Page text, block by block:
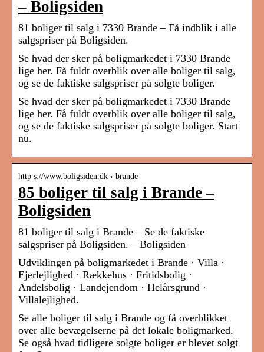
– Boligsiden
81 boliger til salg i 7330 Brande – Få indblik i alle
salgspriser på Boligsiden.
Se hvad der sker på boligmarkedet i 7330 Brande
lige her. Få fuldt overblik over alle boliger til salg,
og se de faktiske salgspriser på solgte boliger.
Se hvad der sker på boligmarkedet i 7330 Brande
lige her. Få fuldt overblik over alle boliger til salg,
og se de faktiske salgspriser på solgte boliger. Start
nu.
http s://www.boligsiden.dk › brande
85 boliger til salg i Brande –
Boligsiden
81 boliger til salg i Brande – Se de faktiske
salgspriser på Boligsiden. – Boligsiden
Udviklingen på boligmarkedet i Brande · Villa ·
Ejerlejlighed · Rækkehus · Fritidsbolig ·
Andelsbolig · Landejendom · Helårsgrund ·
Villalejlighed.
Se alle boliger til salg i Brande og få overblikket
over alle bevægelserne på det lokale boligmarked.
Se også hvad tidligere solgte boliger er blevet solgt